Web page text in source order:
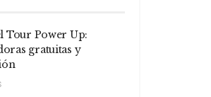
Tour Power Up:
gratuitas y